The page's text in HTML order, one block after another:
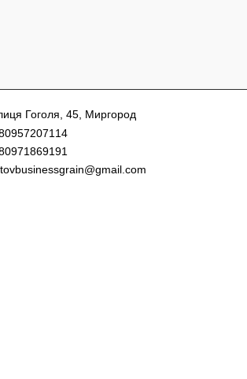
Гоголя, 45, Миргород
tovbusinessgrain@gmail.com